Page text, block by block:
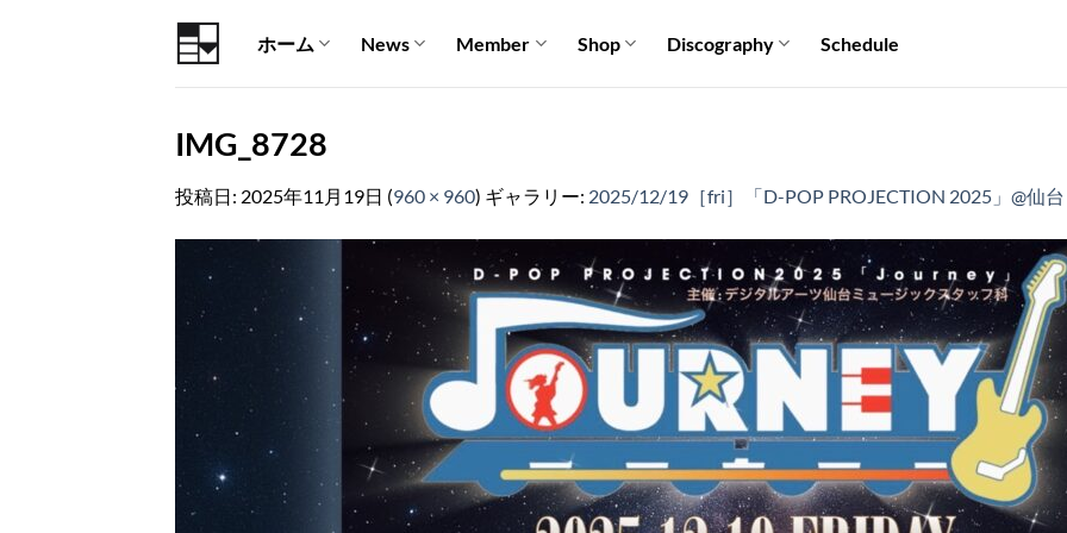
ホーム News Member Shop Discography Schedule
IMG_8728
投稿日: 2025年11月19日 (960 × 960) ギャラリー: 2025/12/19［fri］「D-POP PROJECTION 2025」@仙台